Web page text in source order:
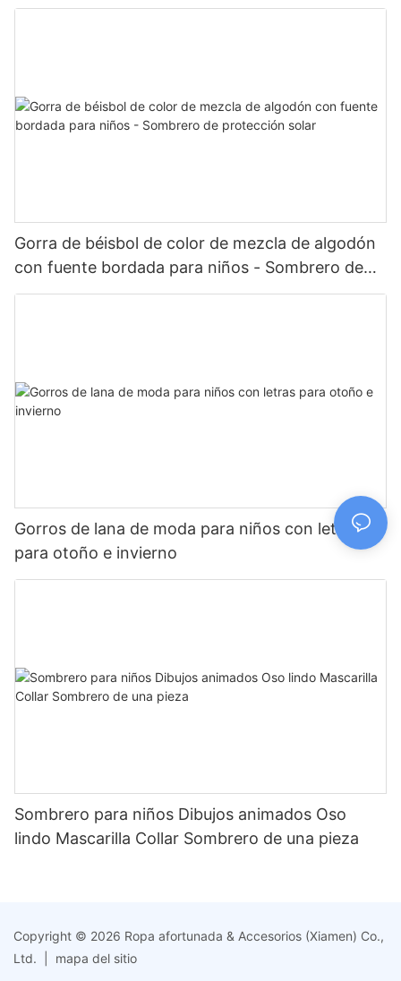
(primavera/verano)
Gorra de béisbol de color de mezcla de algodón
con fuente bordada para niños - Sombrero de
protección solar
Gorros de lana de moda para niños con letras
para otoño e invierno
Sombrero para niños Dibujos animados Oso
lindo Mascarilla Collar Sombrero de una pieza
Copyright © 2026 Ropa afortunada & Accesorios (Xiamen) Co.,
Ltd. |
mapa del sitio